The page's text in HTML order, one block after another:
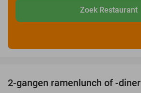
Zoek Restaurant
2-gangen ramenlunch of -diner